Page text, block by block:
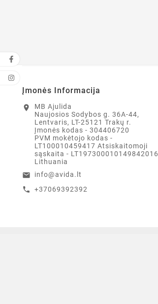
Įmonės Informacija
location_on
MB Ajulida
Naujosios Sodybos g. 36A-44,
Lentvaris, LT-25121 Trakų r.
Įmonės kodas - 304406720
PVM mokėtojo kodas -
LT100010459417 Atsiskaitomoji
sąskaita - LT197300010149842016
Lithuania
email info@avida.lt
call +37069392392